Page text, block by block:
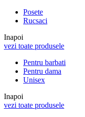
Posete
Rucsaci
Inapoi
vezi toate produsele
Pentru barbati
Pentru dama
Unisex
Inapoi
vezi toate produsele